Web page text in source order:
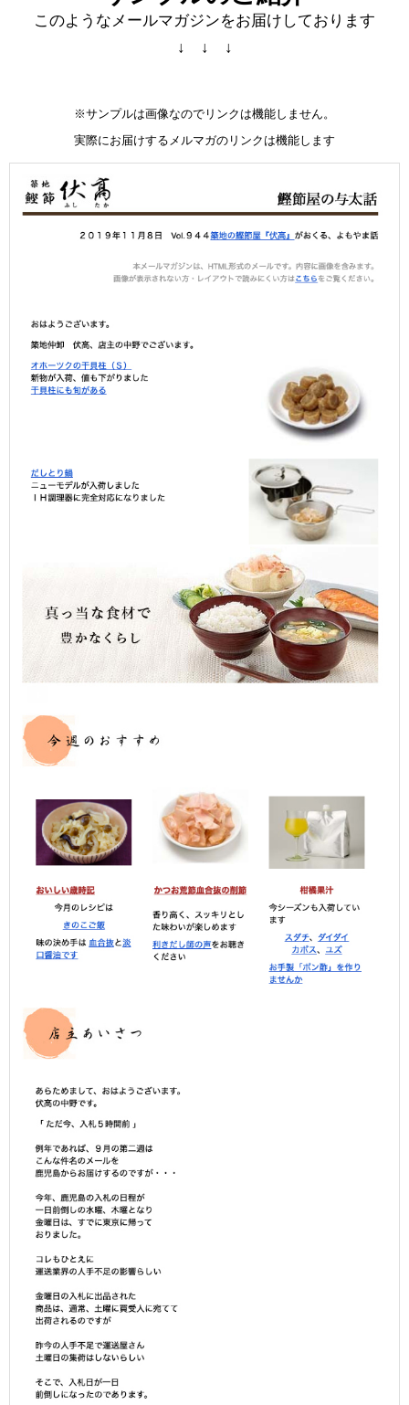
このようなメールマガジンをお届けしております
↓ ↓ ↓
※サンプルは画像なのでリンクは機能しません。
実際にお届けするメルマガのリンクは機能します